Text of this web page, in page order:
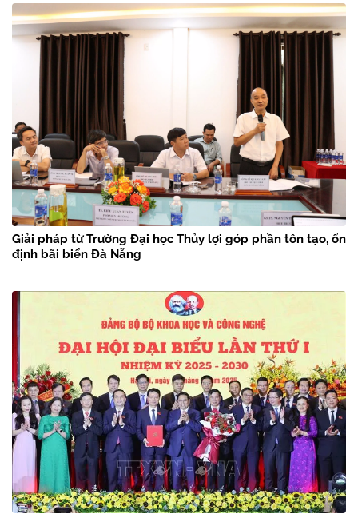
Giải pháp từ Trường Đại học Thủy lợi góp phần tôn tạo, ổn
định bãi biển Đà Nẵng